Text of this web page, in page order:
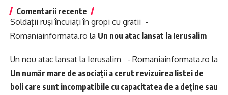
Comentarii recente
Soldații ruși încuiați în gropi cu gratii -
Romaniainformata.ro la Un nou atac lansat la Ierusalim
Un nou atac lansat la Ierusalim - Romaniainformata.ro la
Un număr mare de asociații a cerut revizuirea listei de
boli care sunt incompatibile cu capacitatea de a deține sau